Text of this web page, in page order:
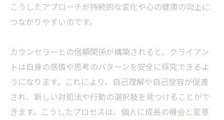
こうしたアプローチが持続的な変化や心の健康の向上に
つながりやすいのです。
カウンセラーとの信頼関係が構築されると、クライアン
トは自身の感情や思考のパターンを安全に探究できるよ
うになります。これにより、自己理解や自己受容が促進
され、新しい対処法や行動の選択肢を見つけることがで
きます。こうしたプロセスは、個人に成長の機会と変革